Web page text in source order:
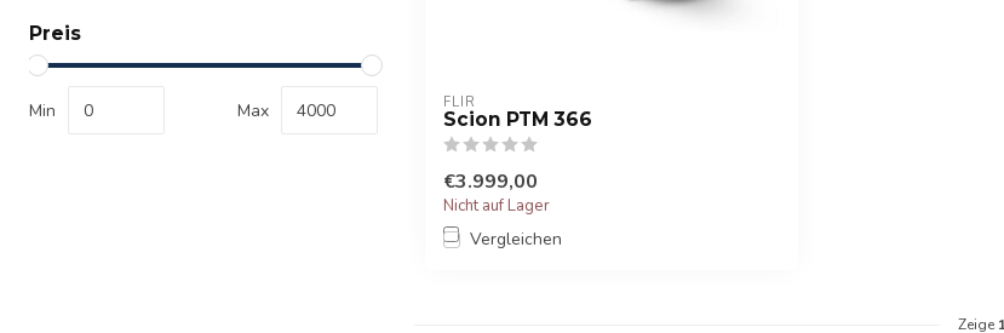
Preis
Min Max FLIR
Scion PTM 366
€3.999,00
Nicht auf Lager
Vergleichen
Zeige